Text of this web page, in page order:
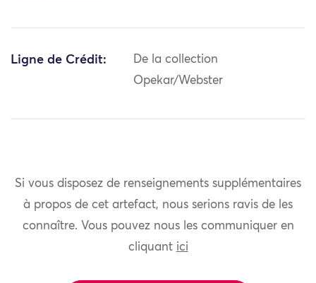
Ligne de Crédit:
De la collection
Opekar/Webster
Si vous disposez de renseignements supplémentaires
à propos de cet artefact, nous serions ravis de les
connaître. Vous pouvez nous les communiquer en
cliquant ici